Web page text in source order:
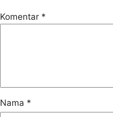
Komentar *
Nama *